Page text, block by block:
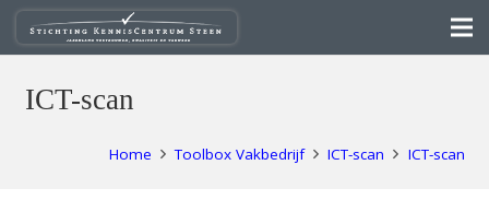
ICT-scan
Home Toolbox Vakbedrijf ICT-scan ICT-scan